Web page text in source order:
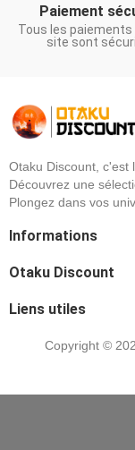
Paiement
Tous les
site sont
Otaku Discount, c'est
Découvrez une
Plongez dans vos
Informations
Otaku Discount
Liens utiles
Copyright ©